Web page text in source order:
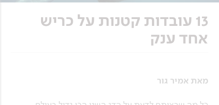
13 עובדות קטנות על כריש
אחד ענק
מאת אמיר גור